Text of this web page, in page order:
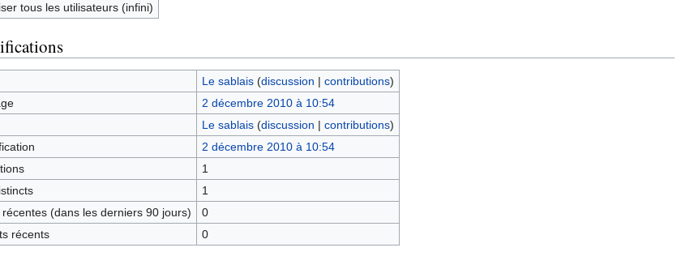
tous les utilisateurs (infini)
Le sablais (discussion | contributions)
2 décembre 2010 à 10:54
Le sablais (discussion | contributions)
2 décembre 2010 à 10:54
1
1
(dans les derniers 90 jours)
0
récents
0